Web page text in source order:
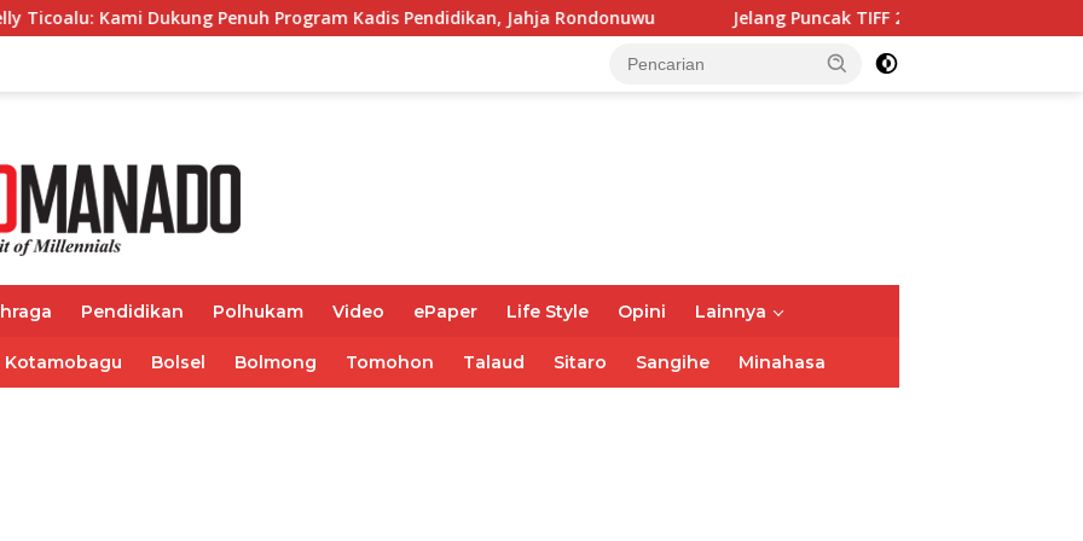
Dukung Penuh Program Kadis Pendidikan, Jahja Rondonuwu Jelang Puncak TIFF 2026, Polisi Perketat Pemeriksaan
Pendidikan Polhukam Video ePaper Life Style Opini Lainnya
Kotamobagu Bolsel Bolmong Tomohon Talaud Sitaro Sangihe Minahasa